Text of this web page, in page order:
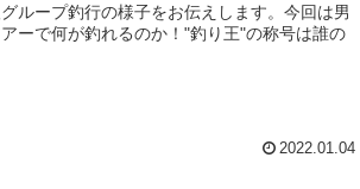
ループ釣行の様子をお伝えします。今回は男
ーで何が釣れるのか！"釣り王"の称号は誰の
2022.01.04